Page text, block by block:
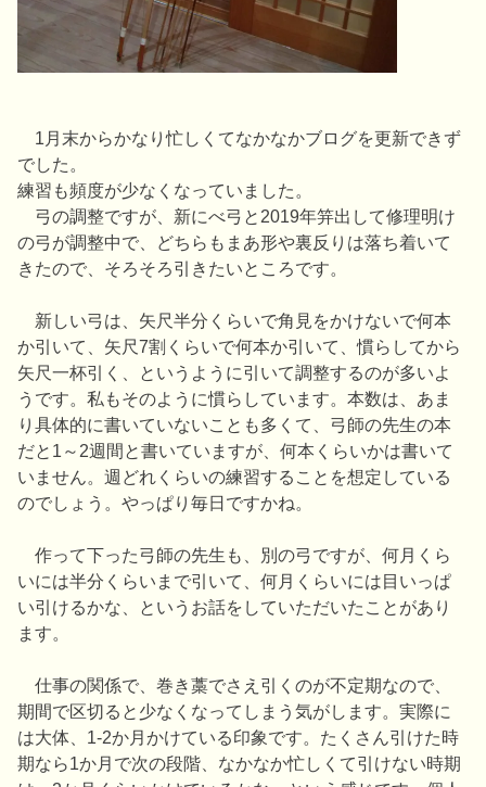
1月末からかなり忙しくてなかなかブログを更新できず
でした。
練習も頻度が少なくなっていました。
弓の調整ですが、新にべ弓と2019年笄出して修理明け
の弓が調整中で、どちらもまあ形や裏反りは落ち着いて
きたので、そろそろ引きたいところです。
新しい弓は、矢尺半分くらいで角見をかけないで何本
か引いて、矢尺7割くらいで何本か引いて、慣らしてから
矢尺一杯引く、というように引いて調整するのが多いよ
うです。私もそのように慣らしています。本数は、あま
り具体的に書いていないことも多くて、弓師の先生の本
だと1～2週間と書いていますが、何本くらいかは書いて
いません。週どれくらいの練習することを想定している
のでしょう。やっぱり毎日ですかね。
作って下った弓師の先生も、別の弓ですが、何月くら
いには半分くらいまで引いて、何月くらいには目いっぱ
い引けるかな、というお話をしていただいたことがあり
ます。
仕事の関係で、巻き藁でさえ引くのが不定期なので、
期間で区切ると少なくなってしまう気がします。実際に
は大体、1-2か月かけている印象です。たくさん引けた時
期なら1か月で次の段階、なかなか忙しくて引けない時期